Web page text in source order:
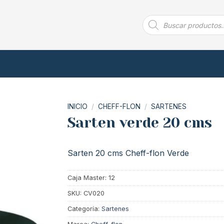
Búsqueda
de
productos
INICIO / CHEFF-FLON / SARTENES
Sarten verde 20 cms
Sarten 20 cms Cheff-flon Verde
Caja Master: 12
SKU: CV020
Categoría: Sartenes